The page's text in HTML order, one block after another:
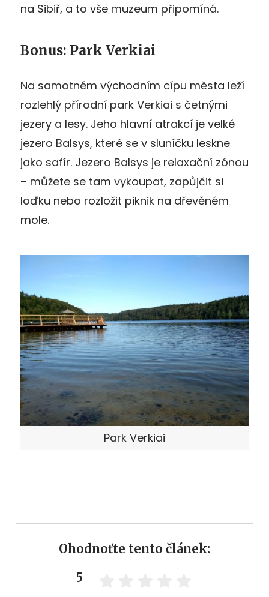
na Sibiř, a to vše muzeum připomíná.
Bonus: Park Verkiai
Na samotném východním cípu města leží
rozlehlý přírodní park Verkiai s četnými
jezery a lesy. Jeho hlavní atrakcí je velké
jezero Balsys, které se v sluníčku leskne
jako safír. Jezero Balsys je relaxační zónou
– můžete se tam vykoupat, zapůjčit si
loďku nebo rozložit piknik na dřevěném
mole.
Park Verkiai
Ohodnoťte tento článek:
5